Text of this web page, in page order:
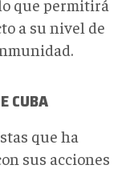
que permitirá
a su nivel de
CUBA
que ha
sus acciones